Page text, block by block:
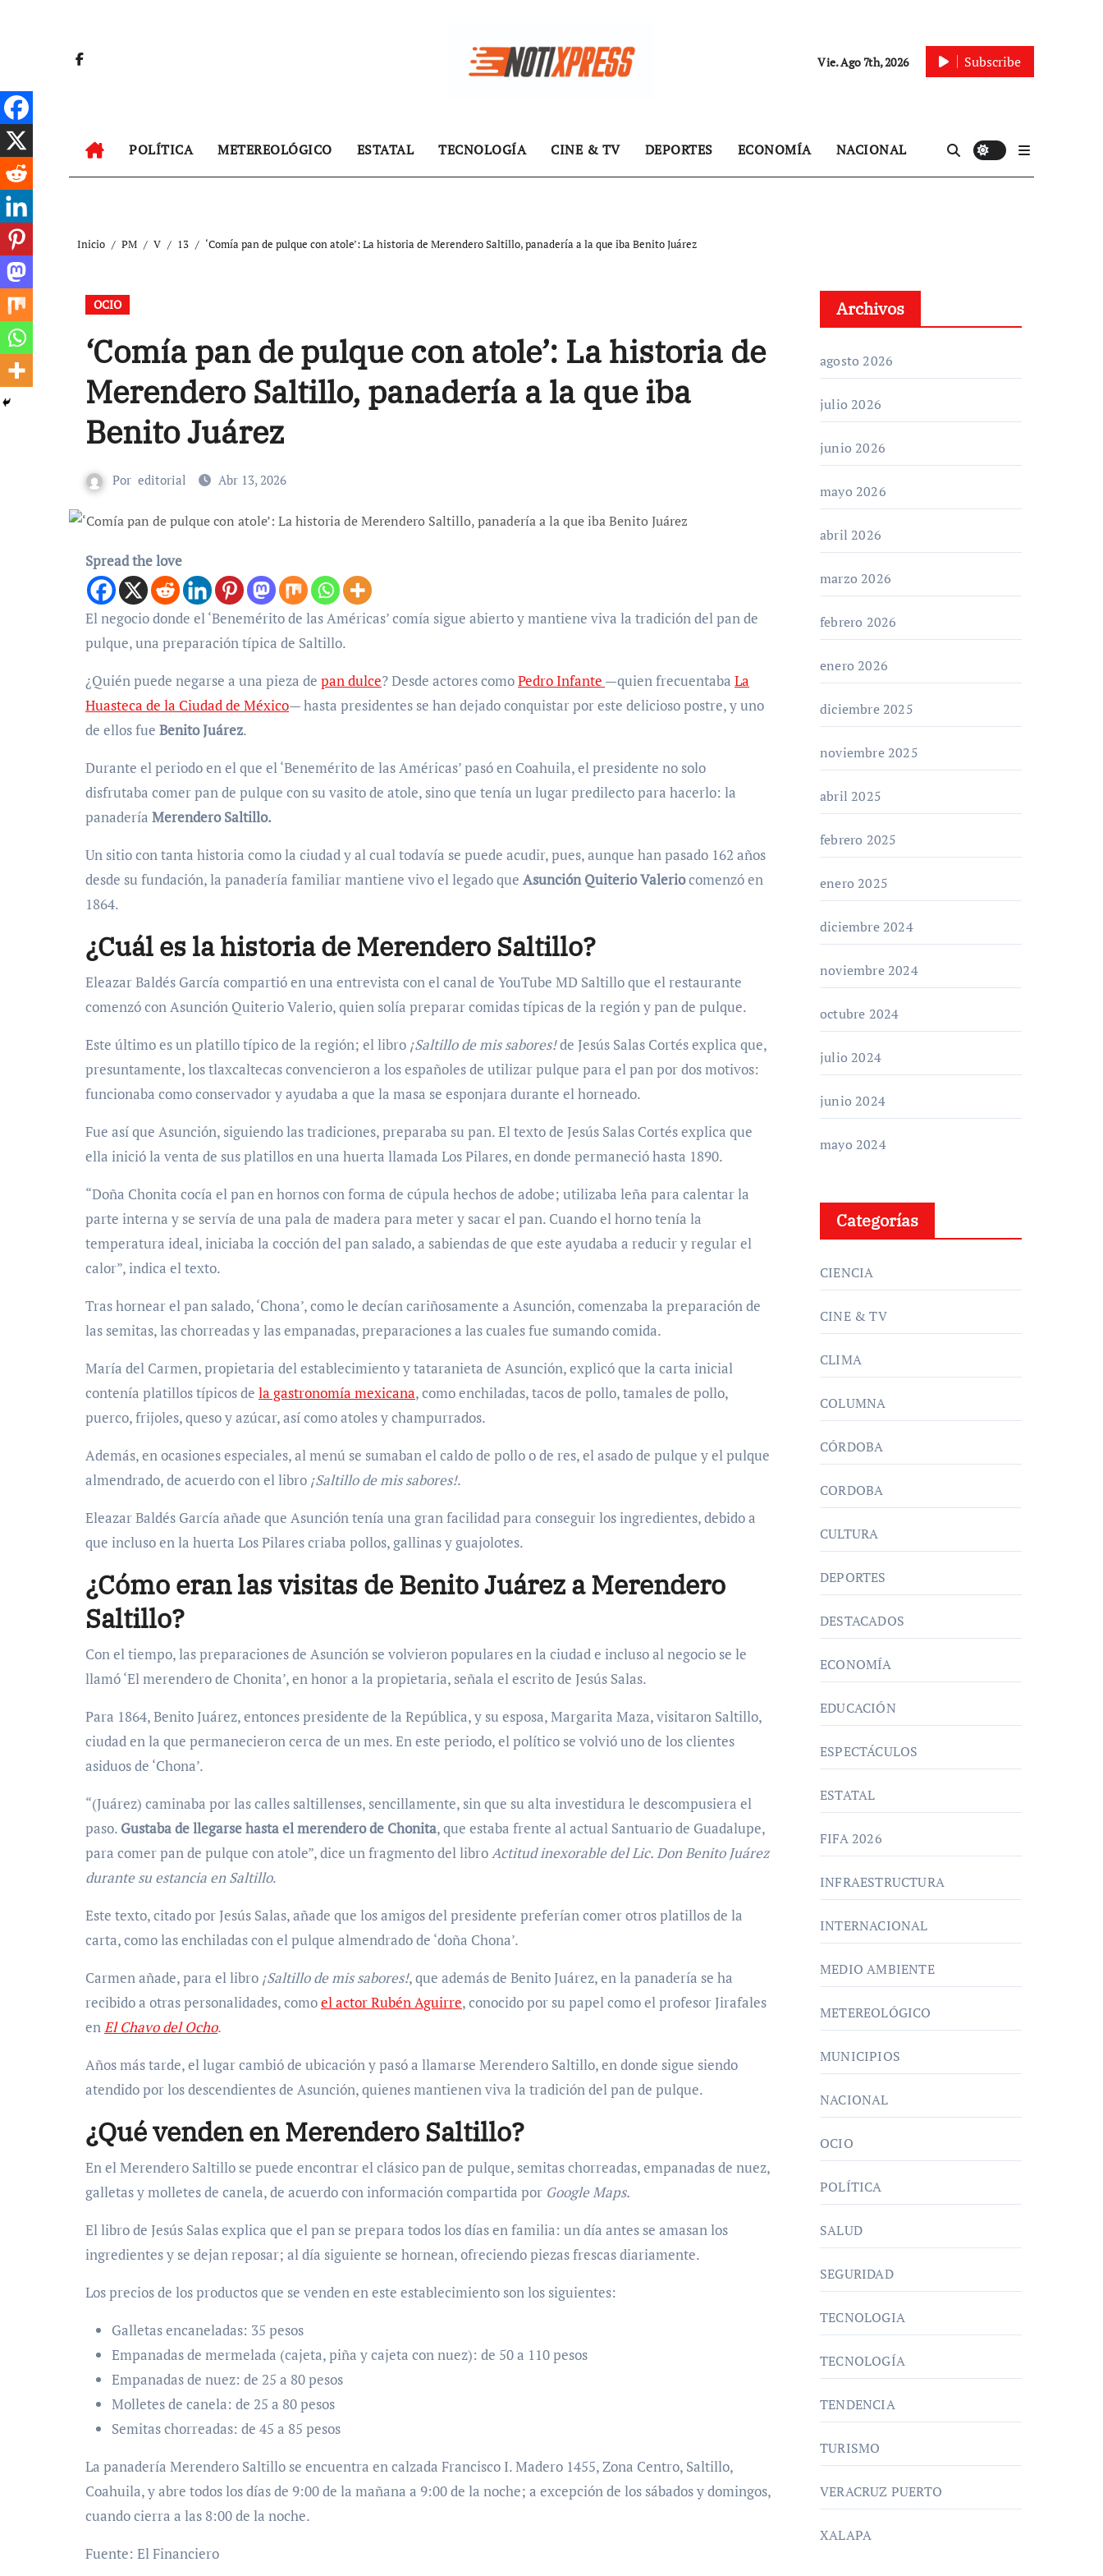
Vie. Ago 7th, 2026 Subscribe
POLÍTICA METEREOLÓGICO ESTATAL TECNOLOGÍA CINE & TV DEPORTES ECONOMÍA NACIONAL
Inicio PM V 13 ‘Comía pan de pulque con atole’: La historia de Merendero Saltillo, panadería a la que iba Benito Juárez
OCIO
‘Comía pan de pulque con atole’: La historia de
Merendero Saltillo, panadería a la que iba
Benito Juárez
Por editorial Abr 13, 2026
Spread the love
El negocio donde el ‘Benemérito de las Américas’ comía sigue abierto y mantiene viva la tradición del pan de
pulque, una preparación típica de Saltillo.
¿Quién puede negarse a una pieza de pan dulce? Desde actores comoPedro Infante —quien frecuentaba La
Huasteca de la Ciudad de México— hasta presidentes se han dejado conquistar por este delicioso postre, y uno
de ellos fue Benito Juárez.
Durante el periodo en el que el ‘Benemérito de las Américas’ pasó en Coahuila, el presidente no solo
disfrutaba comer pan de pulque con su vasito de atole, sino que tenía un lugar predilecto para hacerlo: la
panadería Merendero Saltillo.
Un sitio con tanta historia como la ciudad y al cual todavía se puede acudir, pues, aunque han pasado 162 años
desde su fundación, la panadería familiar mantiene vivo el legado que Asunción Quiterio Valeriocomenzó en
1864.
¿Cuál es la historia de Merendero Saltillo?
Eleazar Baldés García compartió en una entrevista con el canal de YouTube MD Saltillo que el restaurante
comenzó con Asunción Quiterio Valerio, quien solía preparar comidas típicas de la región y pan de pulque.
Este último es un platillo típico de la región; el libro ¡Saltillo de mis sabores!de Jesús Salas Cortés explica que,
presuntamente, los tlaxcaltecas convencieron a los españoles de utilizar pulque para el pan por dos motivos:
funcionaba como conservador y ayudaba a que la masa se esponjara durante el horneado.
Fue así que Asunción, siguiendo las tradiciones, preparaba su pan. El texto de Jesús Salas Cortés explica que
ella inició la venta de sus platillos en una huerta llamada Los Pilares, en donde permaneció hasta 1890.
“Doña Chonita cocía el pan en hornos con forma de cúpula hechos de adobe; utilizaba leña para calentar la
parte interna y se servía de una pala de madera para meter y sacar el pan. Cuando el horno tenía la
temperatura ideal, iniciaba la cocción del pan salado, a sabiendas de que este ayudaba a reducir y regular el
calor”, indica el texto.
Tras hornear el pan salado, ‘Chona’, como le decían cariñosamente a Asunción, comenzaba la preparación de
las semitas, las chorreadas y las empanadas, preparaciones a las cuales fue sumando comida.
María del Carmen, propietaria del establecimiento y tataranieta de Asunción, explicó que la carta inicial
contenía platillos típicos de la gastronomía mexicana, como enchiladas, tacos de pollo, tamales de pollo,
puerco, frijoles, queso y azúcar, así como atoles y champurrados.
Además, en ocasiones especiales, al menú se sumaban el caldo de pollo o de res, el asado de pulque y el pulque
almendrado, de acuerdo con el libro ¡Saltillo de mis sabores!.
Eleazar Baldés García añade que Asunción tenía una gran facilidad para conseguir los ingredientes, debido a
que incluso en la huerta Los Pilares criaba pollos, gallinas y guajolotes.
¿Cómo eran las visitas de Benito Juárez a Merendero
Saltillo?
Con el tiempo, las preparaciones de Asunción se volvieron populares en la ciudad e incluso al negocio se le
llamó ‘El merendero de Chonita’, en honor a la propietaria, señala el escrito de Jesús Salas.
Para 1864, Benito Juárez, entonces presidente de la República, y su esposa, Margarita Maza, visitaron Saltillo,
ciudad en la que permanecieron cerca de un mes. En este periodo, el político se volvió uno de los clientes
asiduos de ‘Chona’.
“(Juárez) caminaba por las calles saltillenses, sencillamente, sin que su alta investidura le descompusiera el
paso. Gustaba de llegarse hasta el merendero de Chonita, que estaba frente al actual Santuario de Guadalupe,
para comer pan de pulque con atole”, dice un fragmento del libroActitud inexorable del Lic. Don Benito Juárez
durante su estancia en Saltillo.
Este texto, citado por Jesús Salas, añade que los amigos del presidente preferían comer otros platillos de la
carta, como las enchiladas con el pulque almendrado de ‘doña Chona’.
Carmen añade, para el libro ¡Saltillo de mis sabores!, que además de Benito Juárez, en la panadería se ha
recibido a otras personalidades, comoel actor Rubén Aguirre, conocido por su papel como el profesor Jirafales
enEl Chavo del Ocho.
Años más tarde, el lugar cambió de ubicación y pasó a llamarse Merendero Saltillo, en donde sigue siendo
atendido por los descendientes de Asunción, quienes mantienen viva la tradición del pan de pulque.
¿Qué venden en Merendero Saltillo?
En el Merendero Saltillo se puede encontrar el clásico pan de pulque, semitas chorreadas, empanadas de nuez,
galletas y molletes de canela, de acuerdo con información compartida por Google Maps.
El libro de Jesús Salas explica que el pan se prepara todos los días en familia: un día antes se amasan los
ingredientes y se dejan reposar; al día siguiente se hornean, ofreciendo piezas frescas diariamente.
Los precios de los productos que se venden en este establecimiento son los siguientes:
Galletas encaneladas: 35 pesos
Empanadas de mermelada (cajeta, piña y cajeta con nuez): de 50 a 110 pesos
Empanadas de nuez: de 25 a 80 pesos
Molletes de canela: de 25 a 80 pesos
Semitas chorreadas: de 45 a 85 pesos
La panadería Merendero Saltillo se encuentra en calzada Francisco I. Madero 1455, Zona Centro, Saltillo,
Coahuila, y abre todos los días de 9:00 de la mañana a 9:00 de la noche; a excepción de los sábados y domingos,
cuando cierra a las 8:00 de la noche.
Fuente: El Financiero
Archivos
agosto 2026
julio 2026
junio 2026
mayo 2026
abril 2026
marzo 2026
febrero 2026
enero 2026
diciembre 2025
noviembre 2025
abril 2025
febrero 2025
enero 2025
diciembre 2024
noviembre 2024
octubre 2024
julio 2024
junio 2024
mayo 2024
Categorías
CIENCIA
CINE & TV
CLIMA
COLUMNA
CÓRDOBA
CORDOBA
CULTURA
DEPORTES
DESTACADOS
ECONOMÍA
EDUCACIÓN
ESPECTÁCULOS
ESTATAL
FIFA 2026
INFRAESTRUCTURA
INTERNACIONAL
MEDIO AMBIENTE
METEREOLÓGICO
MUNICIPIOS
NACIONAL
OCIO
POLÍTICA
SALUD
SEGURIDAD
TECNOLOGIA
TECNOLOGÍA
TENDENCIA
TURISMO
VERACRUZ PUERTO
XALAPA